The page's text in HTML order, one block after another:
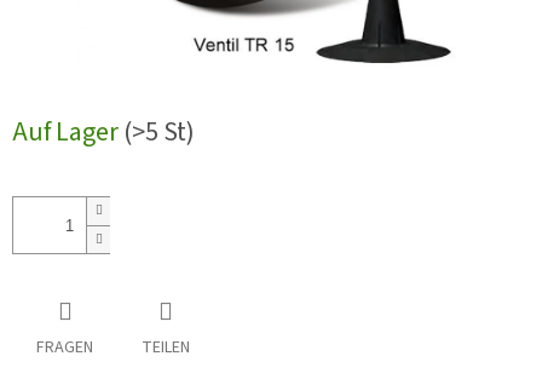
Auf Lager(>5 St)
FRAGEN TEILEN